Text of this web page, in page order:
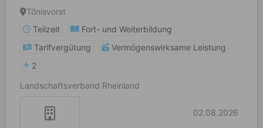
Tönisvorst
Teilzeit
Fort- und Weiterbildung
Tarifvergütung
Vermögenswirksame Leistung
2
Landschaftsverband Rheinland
02.08.2026